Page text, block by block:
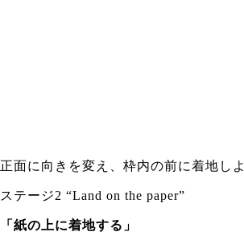
正面に向きを変え、枠内の前に着地しよ
ステージ2 “Land on the paper”
「紙の上に着地する」